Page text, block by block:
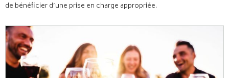
de bénéficier d’une prise en charge appropriée.